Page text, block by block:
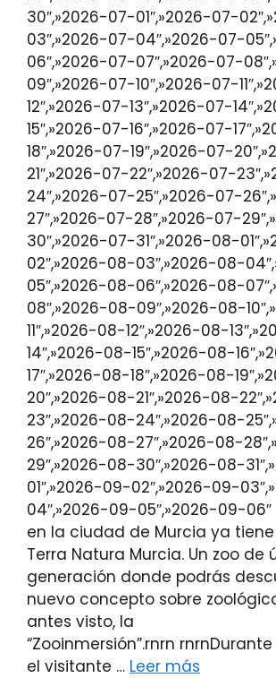
30″,»2026-07-01″,»2026-07-
03″,»2026-07-04″,»2026-07-
06″,»2026-07-07″,»2026-07-
09″,»2026-07-10″,»2026-07-
12″,»2026-07-13″,»2026-07-
15″,»2026-07-16″,»2026-07-
18″,»2026-07-19″,»2026-07-
21″,»2026-07-22″,»2026-07-
24″,»2026-07-25″,»2026-07-
27″,»2026-07-28″,»2026-07-
30″,»2026-07-31″,»2026-08-
02″,»2026-08-03″,»2026-08-
05″,»2026-08-06″,»2026-08-
08″,»2026-08-09″,»2026-08-
11″,»2026-08-12″,»2026-08-
14″,»2026-08-15″,»2026-08-
17″,»2026-08-18″,»2026-08-
20″,»2026-08-21″,»2026-08-
23″,»2026-08-24″,»2026-08-
26″,»2026-08-27″,»2026-08-
29″,»2026-08-30″,»2026-08-
01″,»2026-09-02″,»2026-09-
04″,»2026-09-05″,»2026-09-
en la ciudad de Murcia ya
Terra Natura Murcia. Un zoo de
generación donde podrás
nuevo concepto sobre
antes visto, la
“Zooinmersión”.rnrn
el visitante … Leer más